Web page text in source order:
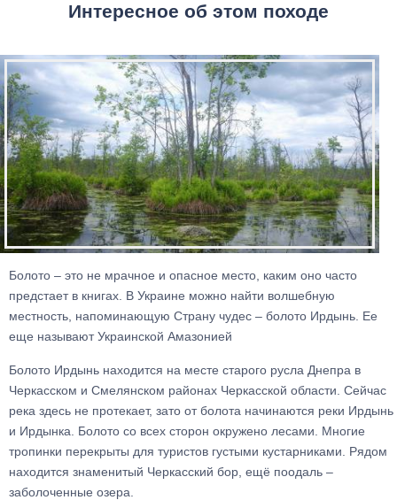
Интересное об этом походе
Болото – это не мрачное и опасное место, каким оно часто
предстает в книгах. В Украине можно найти волшебную
местность, напоминающую Страну чудес – болото Ирдынь. Ее
еще называют Украинской Амазонией
Болото Ирдынь находится на месте старого русла Днепра в
Черкасском и Смелянском районах Черкасской области. Сейчас
река здесь не протекает, зато от болота начинаются реки Ирдынь
и Ирдынка. Болото со всех сторон окружено лесами. Многие
тропинки перекрыты для туристов густыми кустарниками. Рядом
находится знаменитый Черкасский бор, ещё поодаль –
заболоченные озера.